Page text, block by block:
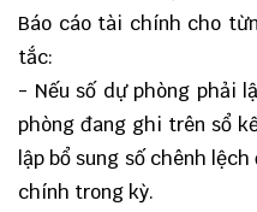
Báo cáo tài chính cho
tắc:
- Nếu số dự phòng phải
phòng đang ghi trên sổ
lập bổ sung số chênh
chính trong kỳ.